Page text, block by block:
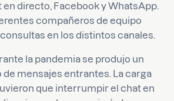
directo, Facebook y WhatsApp.
compañeros de equipo
en los distintos canales.
la pandemia se produjo un
mensajes entrantes. La carga
que interrumpir el chat en